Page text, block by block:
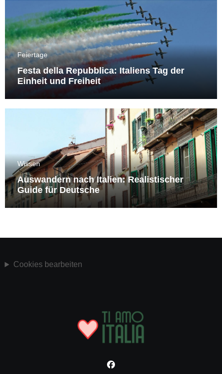
Feiertage
Festa della Repubblica: Italiens Tag der
Einheit und Freiheit
Wissen
Auswandern nach Italien: Realistischer
Guide für Deutsche
Cookies bearbeiten